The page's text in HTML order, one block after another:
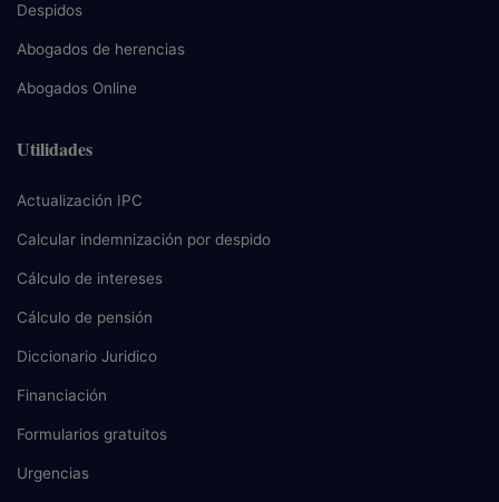
Despidos
Abogados de herencias
Abogados Online
Utilidades
Actualización IPC
Calcular indemnización por despido
Cálculo de intereses
Cálculo de pensión
Diccionario Juridico
Financiación
Formularios gratuitos
Urgencias